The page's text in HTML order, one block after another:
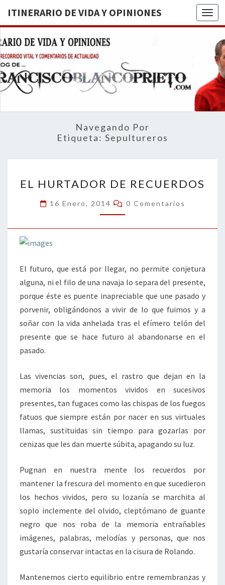
ITINERARIO DE VIDA Y OPINIONES
DE
BREVE
RECORRIDO
VITAL Y
ACTUALIDAD
Navegando Por
Etiqueta: Sepultureros
HURTADOR
DE
RECUERDOS
EL HURTADOR DE RECUERDOS
16 Enero, 2014 Comentarios
0 Comentarios
El futuro, que está por llegar, no permite conjetura
alguna, ni el filo de una navaja lo separa del presente,
porque éste es puente inapreciable que une pasado y
porvenir, obligándonos a vivir de lo que fuimos y a
soñar con la vida anhelada tras el efímero telón del
presente que se hace futuro al abandonarse en el
pasado.
Las vivencias son, pues, el rastro que dejan en la
memoria los momentos vividos en sucesivos
presentes, tan fugaces como las chispas de los fuegos
fatuos que siempre están por nacer en sus virtuales
llamas, sustituidas sin tiempo para gozarlas por
cenizas que les dan muerte súbita, apagando su luz.
Pugnan en nuestra mente los recuerdos por
mantener la frescura del momento en que sucedieron
los hechos vividos, pero su lozanía se marchita al
soplo inclemente del olvido, cleptómano de guante
negro que nos roba de la memoria entrañables
imágenes, palabras, melodías y personas, que nos
gustaría conservar intactas en la cisura de Rolando.
Mantenemos cierto equilibrio entre remembranzas y